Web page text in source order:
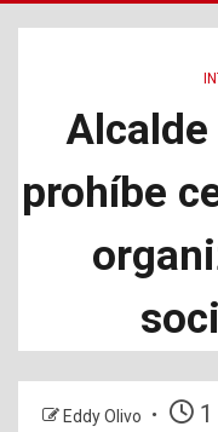
Alcalde
prohíbe
Eddy Olivo